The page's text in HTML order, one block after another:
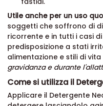
fastidi.
Utile anche per un uso
soggetti che soffrono di
ricorrente e in tutti i casi
predisposizione a stati
alimentazione e stili di vita
gravidanza e durante
Come si utilizza il